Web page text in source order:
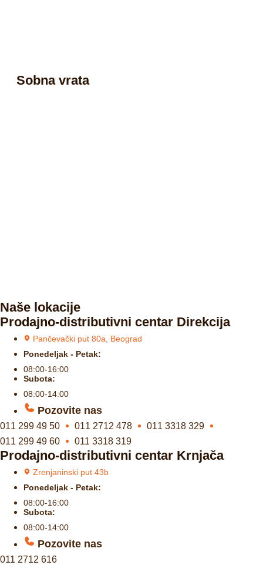
Sobna vrata
Naše lokacije
Prodajno-distributivni centar Direkcija
Pančevački put 80a, Beograd
Ponedeljak - Petak:
08:00-16:00
Subota:
08:00-14:00
Pozovite nas
011 299 49 50 011 2712 478
011 3318 329
011 299 49 60
011 3318 319
Prodajno-distributivni centar Krnjača
Zrenjaninski put 43b
Ponedeljak - Petak:
08:00-16:00
Subota:
08:00-14:00
Pozovite nas
011 2712 616